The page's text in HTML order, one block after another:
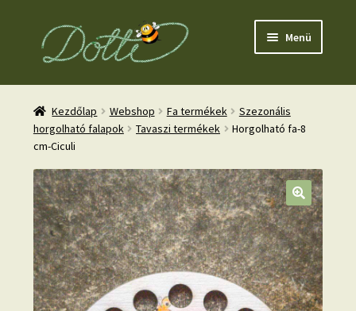
Ugrás
Kilépés
Menü
Kezdőlap Webshop Fa termékek
Szezonális
horgolható falapok
Tavaszi termékek
Horgolható fa-8
cm-Ciculi